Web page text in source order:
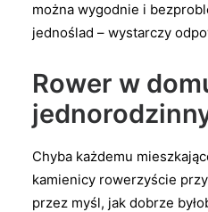
można wygodnie i
jednoślad – wystarczy
Rower w
Chyba każdemu
kamienicy rowerzyście
przez myśl, jak dobrze